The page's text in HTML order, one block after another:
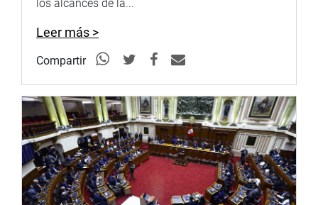
El dictamen fue exonerado del trámite de segunda
votación con 98 votos a favor y 2 abstenciones.
OFICINA DE COMUNICACIONES E IMAGEN
INSTITUCIONAL
los alcances de la...
Leer más >
Compartir